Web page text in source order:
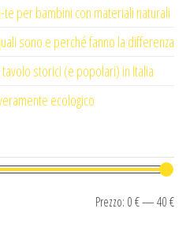
per bambini con materiali naturali
sono e perché fanno la differenza
storici (e popolari) in Italia
ecologico
Prezzo: 0 €—40 €